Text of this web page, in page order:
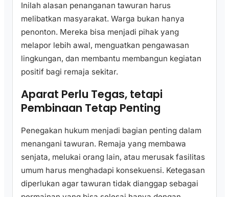
Inilah alasan penanganan tawuran harus
melibatkan masyarakat. Warga bukan hanya
penonton. Mereka bisa menjadi pihak yang
melapor lebih awal, menguatkan pengawasan
lingkungan, dan membantu membangun kegiatan
positif bagi remaja sekitar.
Aparat Perlu Tegas, tetapi
Pembinaan Tetap Penting
Penegakan hukum menjadi bagian penting dalam
menangani tawuran. Remaja yang membawa
senjata, melukai orang lain, atau merusak fasilitas
umum harus menghadapi konsekuensi. Ketegasan
diperlukan agar tawuran tidak dianggap sebagai